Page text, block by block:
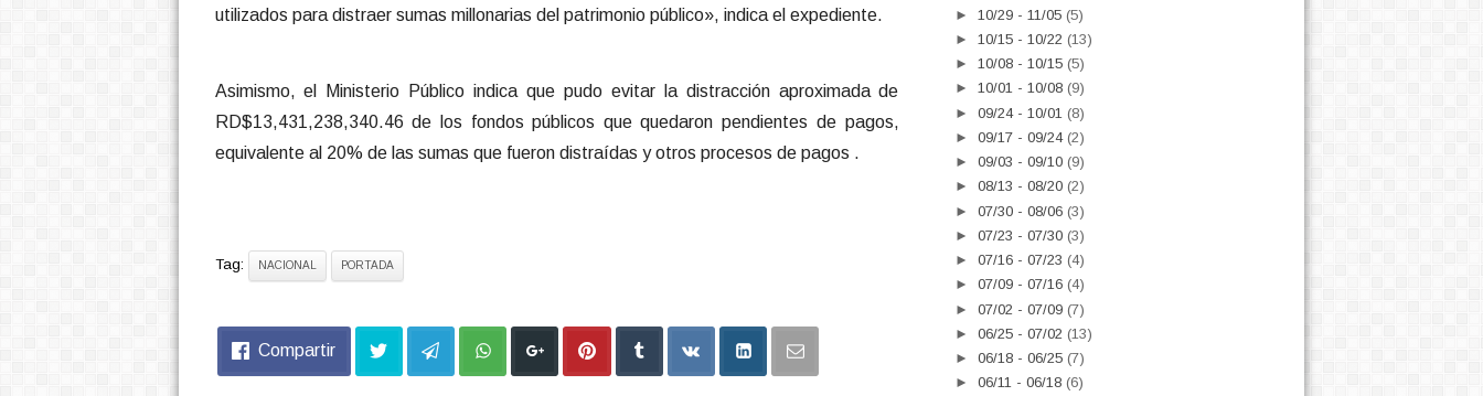
utilizados para distraer sumas millonarias del patrimonio público», indica el expediente.
Asimismo, el Ministerio Público indica que pudo evitar la distracción aproximada de
RD$13,431,238,340.46 de los fondos públicos que quedaron pendientes de pagos,
equivalente al 20% de las sumas que fueron distraídas y otros procesos de pagos .
Tag: NACIONAL PORTADA
Compartir
► 10/29 - 11/05 (5)
► 10/15 - 10/22 (13)
►10/08 - 10/15 (5)
►10/01 - 10/08 (9)
►09/24 - 10/01 (8)
►09/17 - 09/24 (2)
►09/03 - 09/10 (9)
►08/13 - 08/20 (2)
►07/30 - 08/06 (3)
►07/23 - 07/30 (3)
►07/16 - 07/23 (4)
►07/09 - 07/16 (4)
►07/02 - 07/09 (7)
►06/25 - 07/02 (13)
►06/18 - 06/25 (7)
►06/11 - 06/18 (6)